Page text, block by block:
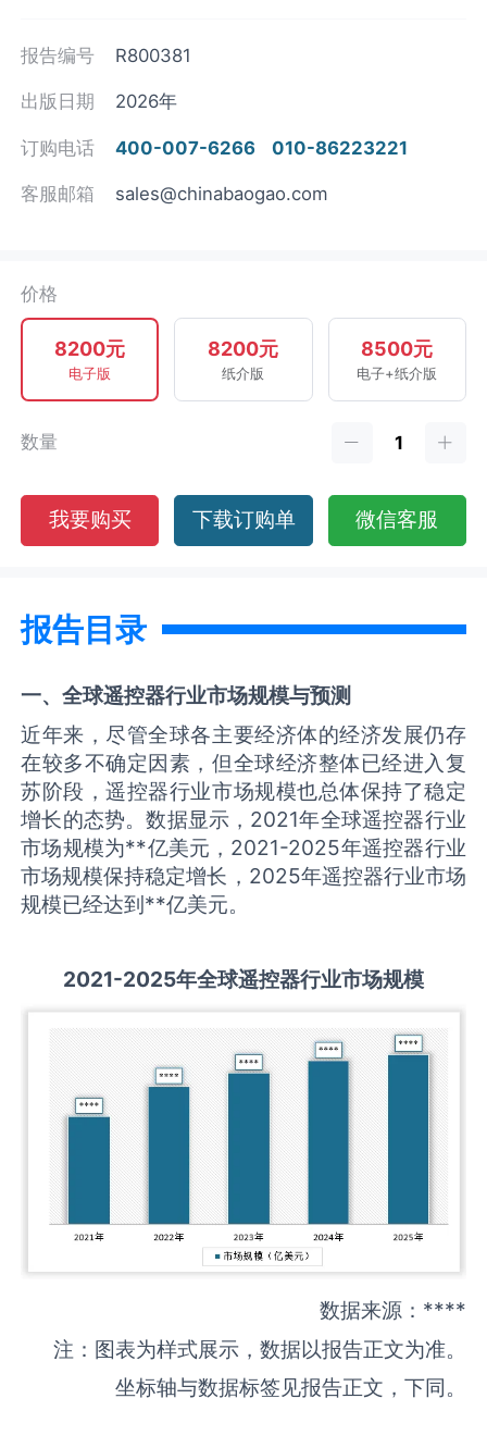
报告编号 R800381
出版日期 2026年
订购电话 400-007-6266 010-86223221
客服邮箱 sales@chinabaogao.com
价格
8200元
电子版
8200元
纸介版
8500元
电子+纸介版
数量
我要购买 下载订购单 微信客服
报告目录
一、全球遥控器行业市场规模与预测
近年来，尽管全球各主要经济体的经济发展仍存
在较多不确定因素，但全球经济整体已经进入复
苏阶段，遥控器行业市场规模也总体保持了稳定
增长的态势。数据显示，2021年全球遥控器行业
市场规模为**亿美元，2021-2025年遥控器行业
市场规模保持稳定增长，2025年遥控器行业市场
规模已经达到**亿美元。
2021-2025年全球遥控器行业市场规模
数据来源：****
注：图表为样式展示，数据以报告正文为准。
坐标轴与数据标签见报告正文，下同。